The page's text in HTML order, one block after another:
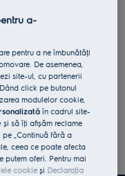
a-
pentru a ne îmbunătăţi
De asemenea,
site-ul, cu partenerii
click pe butonul
modulelor cookie,
în cadrul site-
și să îţi afișăm reclame
„Continuă fără a
ceea ce poate afecta
putem oferi. Pentru mai
cookieși Declaraţia